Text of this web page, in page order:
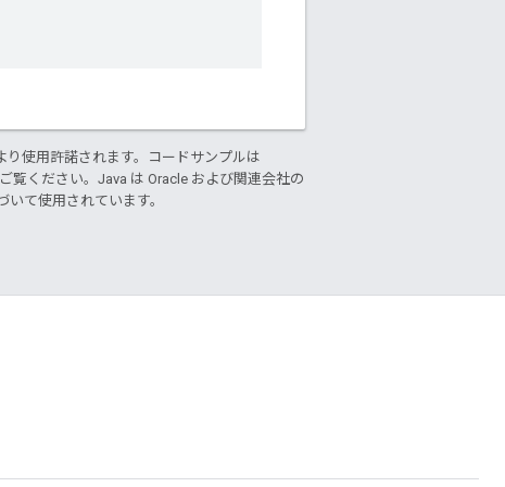
り使用許諾されます。コードサンプルは
覧ください。Java は Oracle および関連会社の
て使用されています。